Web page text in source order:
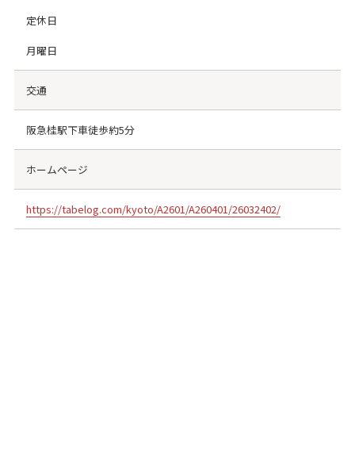
定休日
月曜日
交通
阪急桂駅下車徒歩約5分
ホームページ
https://tabelog.com/kyoto/A2601/A260401/26032402/